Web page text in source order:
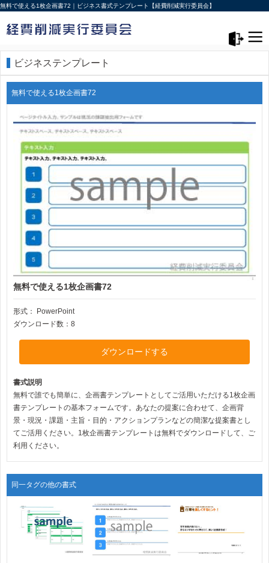
無料で使える1枚企画書72｜ビジネス書式テンプレート【経費削減実行委員会】
ビジネステンプレート
無料で使える1枚企画書72
無料で使える1枚企画書72
形式：
PowerPoint
ダウンロード数：8
ダウンロードする
書式説明
無料で誰でも簡単に、企画書テンプレートとしてご活用いただける1枚企画
書テンプレートの基本フォームです。あなたの提案に合わせて、企画背
景・現況・課題・主旨・目的・アクションプランなどの簡潔な提案書とし
てご活用ください。1枚企画書テンプレートは無料でダウンロードして、ご
利用ください。
同一タグの他の書式